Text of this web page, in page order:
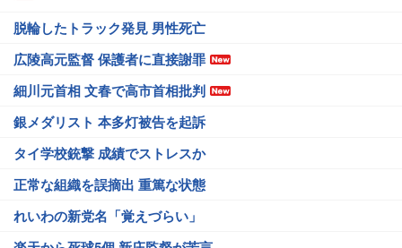
脱輪したトラック発見 男性死亡
広陵高元監督 保護者に直接謝罪
細川元首相 文春で高市首相批判
銀メダリスト 本多灯被告を起訴
タイ学校銃撃 成績でストレスか
正常な組織を誤摘出 重篤な状態
れいわの新党名「覚えづらい」